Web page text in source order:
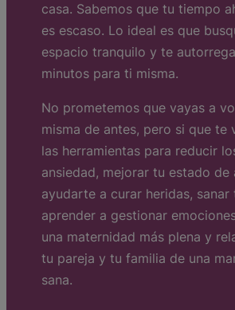
casa. Sabemos que tu tiempo
es escaso. Lo ideal es que
espacio tranquilo y te
minutos para ti misma.
No prometemos que vayas a
misma de antes, pero si que te
las herramientas para reducir
ansiedad, mejorar tu estado de
ayudarte a curar heridas, sanar
aprender a gestionar
una maternidad más plena y
tu pareja y tu familia de una
sana.